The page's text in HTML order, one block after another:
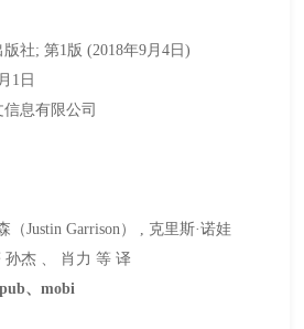
社; 第1版 (2018年9月4日)
1日
息有限公司
（Justin Garrison） , 克里斯·诺娃
孙杰 、 肖力 等 译
、mobi